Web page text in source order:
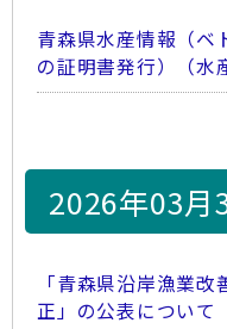
青森県水産情報（ベ
の証明書発行）（水
2026年03月
「青森県沿岸漁業
正」の公表について